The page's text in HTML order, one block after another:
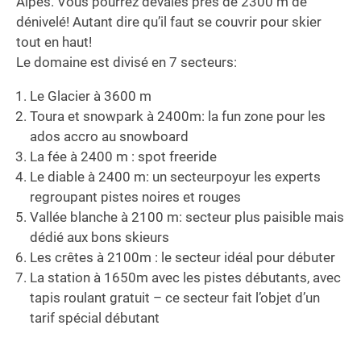
dénivelé! Autant dire qu’il faut se couvrir pour skier
tout en haut!
Le domaine est divisé en 7 secteurs:
Le Glacier à 3600 m
Toura et snowpark à 2400m: la fun zone pour les
ados accro au snowboard
La fée à 2400 m : spot freeride
Le diable à 2400 m: un secteurpoyur les experts
regroupant pistes noires et rouges
Vallée blanche à 2100 m: secteur plus paisible mais
dédié aux bons skieurs
Les crêtes à 2100m : le secteur idéal pour débuter
La station à 1650m avec les pistes débutants, avec
tapis roulant gratuit – ce secteur fait l’objet d’un
tarif spécial débutant